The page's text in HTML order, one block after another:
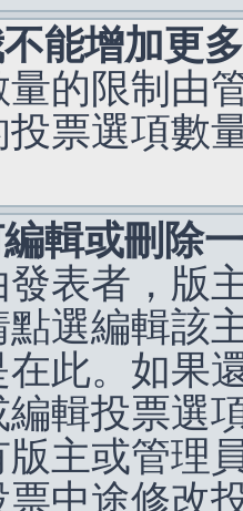
能增加更
的限制由
票選項數
輯或刪除
表者，版
選編輯該
在此。如果
輯投票選
版主或管理
票中途修改